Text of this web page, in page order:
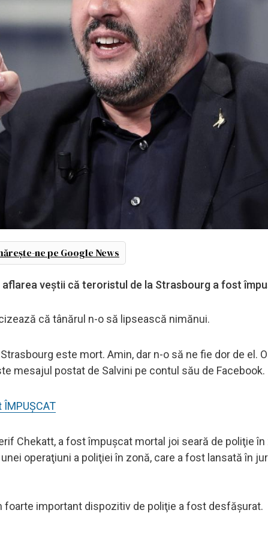
ne pe Google News
veștii că teroristul de la Strasbourg a fost
că tânărul n-o să lipsească nimănui.
este mort. Amin, dar n-o să ne fie dor de el. O
mesajul postat de Salvini pe contul său de Facebook.
Chekatt, a fost împuşcat mortal joi seară de poliţie în
operaţiuni a poliţiei în zonă, care a fost lansată în
foarte important dispozitiv de poliţie a fost desfăşurat.